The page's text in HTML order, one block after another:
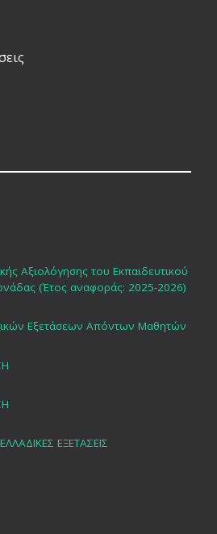
Αξιολόγησης του Εκπαιδευτικού
(Έτος αναφοράς: 2025-2026)
Εξετάσεων Απόντων Μαθητών
ΕΞΕΤΑΣΕΙΣ